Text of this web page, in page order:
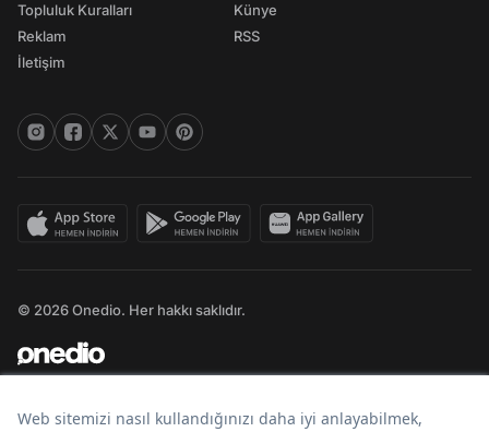
Topluluk Kuralları
Reklam
İletişim
Künye
RSS
© 2026 Onedio. Her hakkı saklıdır.